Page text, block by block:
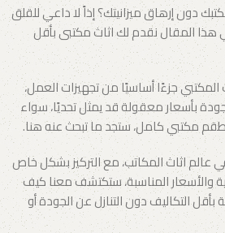
دون إرهاق ميزانيتك؟ إذاً لا داعي للقلق
المقال نقدم لك اثاث مكتبى بأقل
المكتبي جزءًا أساسيًا من تجهيزات العمل،
بأسعار معقولة قد يمثل تحديًا، سواء
مكتبي كامل، ستجد ما تبحث عنه هنا.
اثاث المكاتب، مع التركيز بشكل خاص
والأسعار المناسبة، ستكتشف معنا كيف
التكاليف دون التنازل عن الجودة أو